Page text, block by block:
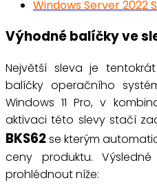
Windows Server 2022
Výhodné balíčky ve
Největší sleva je
balíčky operačního
Windows 11 Pro, v
aktivaci této slevy stačí
BKS62se kterým
ceny produktu.
prohlédnout níže: